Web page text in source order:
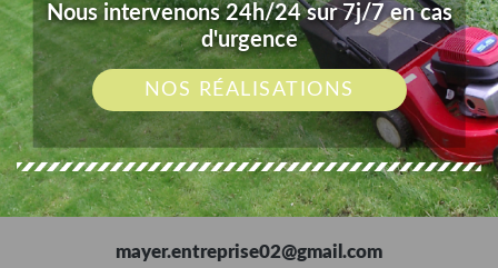
Nous intervenons 24h/24 sur 7j/7 en cas
d'urgence
NOS RÉALISATIONS
mayer.entreprise02@gmail.com